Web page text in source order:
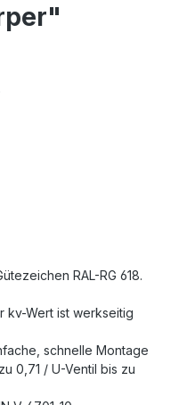
RAL-RG 618.
kv-Wert ist werkseitig
schnelle Montage
0,71 / U-Ventil bis zu